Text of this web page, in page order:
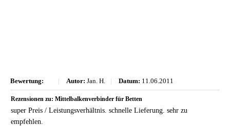
Bewertung: | Autor: Jan. H. | Datum: 11.06.2011
Rezensionen zu: Mittelbalkenverbinder für Betten
super Preis / Leistungsverhältnis. schnelle Lieferung. sehr zu
empfehlen.